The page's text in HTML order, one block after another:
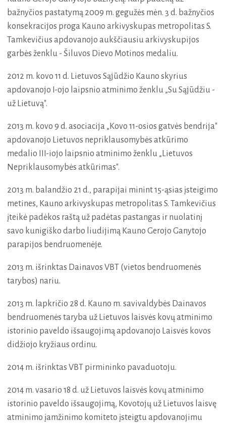
bažnyčios pastatymą 2009 m. gegužės mėn. 3 d. bažnyčios
konsekracijos proga Kauno arkivyskupas metropolitas S.
Tamkevičius apdovanojo aukščiausiu arkivyskupijos
garbės ženklu - Šiluvos Dievo Motinos medaliu.
2012 m. kovo 11 d. Lietuvos Sąjūdžio Kauno skyrius
apdovanojo I-ojo laipsnio atminimo ženklu „Su Sąjūdžiu -
už Lietuvą".
2013 m. kovo 9 d. asociacija „Kovo 11-osios gatvės bendrija"
apdovanojo Lietuvos nepriklausomybės atkūrimo
medalio III-iojo laipsnio atminimo ženklu „Lietuvos
Nepriklausomybės atkūrimas".
2013 m. balandžio 21 d., parapijai minint 15-ąsias įsteigimo
metines, Kauno arkivyskupas metropolitas S. Tamkevičius
įteikė padėkos raštą už padėtas pastangas ir nuolatinį
savo kunigiško darbo liudijimą Kauno Gerojo Ganytojo
parapijos bendruomenėje.
2013 m. išrinktas Dainavos VBT (vietos bendruomenės
tarybos) nariu.
2013 m. lapkričio 28 d. Kauno m. savivaldybės Dainavos
bendruomenės taryba už Lietuvos laisvės kovų atminimo
istorinio paveldo išsaugojimą apdovanojo Laisvės kovos
didžiojo kryžiaus ordinu.
2014 m. išrinktas VBT pirmininko pavaduotoju.
2014 m. vasario 18 d. už Lietuvos laisvės kovų atminimo
istorinio paveldo išsaugojimą, Kovotojų už Lietuvos laisvę
atminimo įamžinimo komiteto įsteigtu apdovanojimu